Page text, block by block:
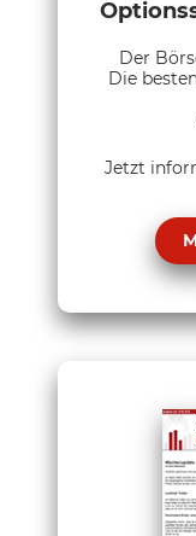
Der
Die
Jetzt